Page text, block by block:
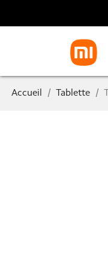
Accueil Tablette